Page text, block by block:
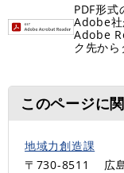
PDF形式
Adobe社
Adobe
ク先から
このページに
地域力創造課
〒730-8511
広